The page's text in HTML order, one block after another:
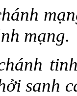
mạng.
sanh